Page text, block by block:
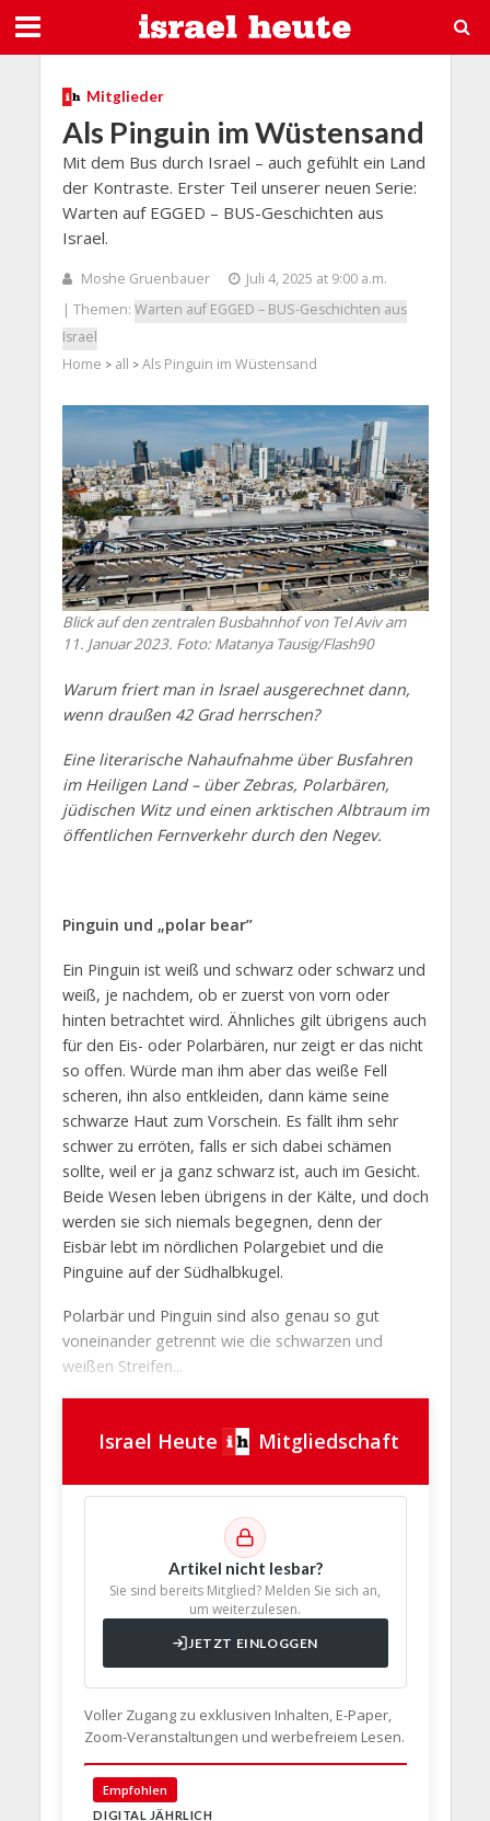
Mitglieder
Als Pinguin im Wüstensand
Mit dem Bus durch Israel – auch gefühlt ein Land
der Kontraste. Erster Teil unserer neuen Serie:
Warten auf EGGED – BUS-Geschichten aus
Israel.
Moshe Gruenbauer
Juli 4, 2025 at 9:00 a.m.
| Themen: Warten auf EGGED – BUS-Geschichten aus
Israel
Home > all > Als Pinguin im Wüstensand
Blick auf den zentralen Busbahnhof von Tel Aviv am
11. Januar 2023. Foto: Matanya Tausig/Flash90
Warum friert man in Israel ausgerechnet dann,
wenn draußen 42 Grad herrschen?
Eine literarische Nahaufnahme über Busfahren
im Heiligen Land – über Zebras, Polarbären,
jüdischen Witz und einen arktischen Albtraum im
öffentlichen Fernverkehr durch den Negev.
Pinguin und „polar bear”
Ein Pinguin ist weiß und schwarz oder schwarz und
weiß, je nachdem, ob er zuerst von vorn oder
hinten betrachtet wird. Ähnliches gilt übrigens auch
für den Eis- oder Polarbären, nur zeigt er das nicht
so offen. Würde man ihm aber das weiße Fell
scheren, ihn also entkleiden, dann käme seine
schwarze Haut zum Vorschein. Es fällt ihm sehr
schwer zu erröten, falls er sich dabei schämen
sollte, weil er ja ganz schwarz ist, auch im Gesicht.
Beide Wesen leben übrigens in der Kälte, und doch
werden sie sich niemals begegnen, denn der
Eisbär lebt im nördlichen Polargebiet und die
Pinguine auf der Südhalbkugel.
Polarbär und Pinguin sind also genau so gut
voneinander getrennt wie die schwarzen und
weißen Streifen...
Israel Heute Mitgliedschaft
Artikel nicht lesbar?
Sie sind bereits Mitglied? Melden Sie sich an,
um weiterzulesen.
JETZT EINLOGGEN
Voller Zugang zu exklusiven Inhalten, E-Paper,
Zoom-Veranstaltungen und werbefreiem Lesen.
Empfohlen
DIGITAL JÄHRLICH